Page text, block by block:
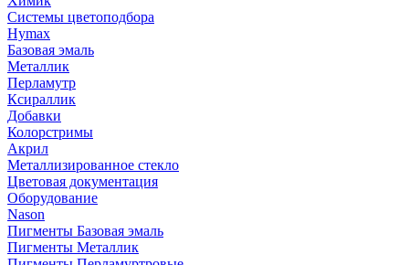
Системы цветоподбора
Hymax
Базовая эмаль
Металлик
Перламутр
Ксираллик
Добавки
Колорстримы
Акрил
Металлизированное стекло
Цветовая документация
Оборудование
Nason
Пигменты Базовая эмаль
Пигменты Металлик